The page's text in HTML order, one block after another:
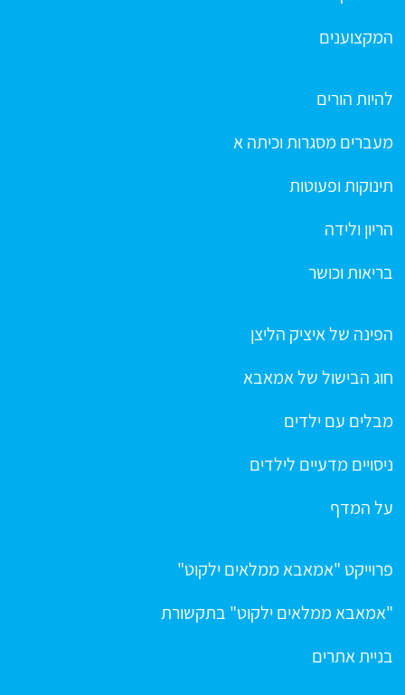
המקצוענים
להיות הורים
מעברים מסגרות וכיתה א
תינוקות ופעוטות
הריון ולידה
בריאות וכושר
הפינה של איציק הליצן
חוג הבישול של אמאבא
מבלים עם ילדים
ניסויים מדעיים לילדים
על המדף
פרוייקט "אמאבא ממלאים ילקוט"
"אמאבא ממלאים ילקוט" בתקשורת
בניית אתרים